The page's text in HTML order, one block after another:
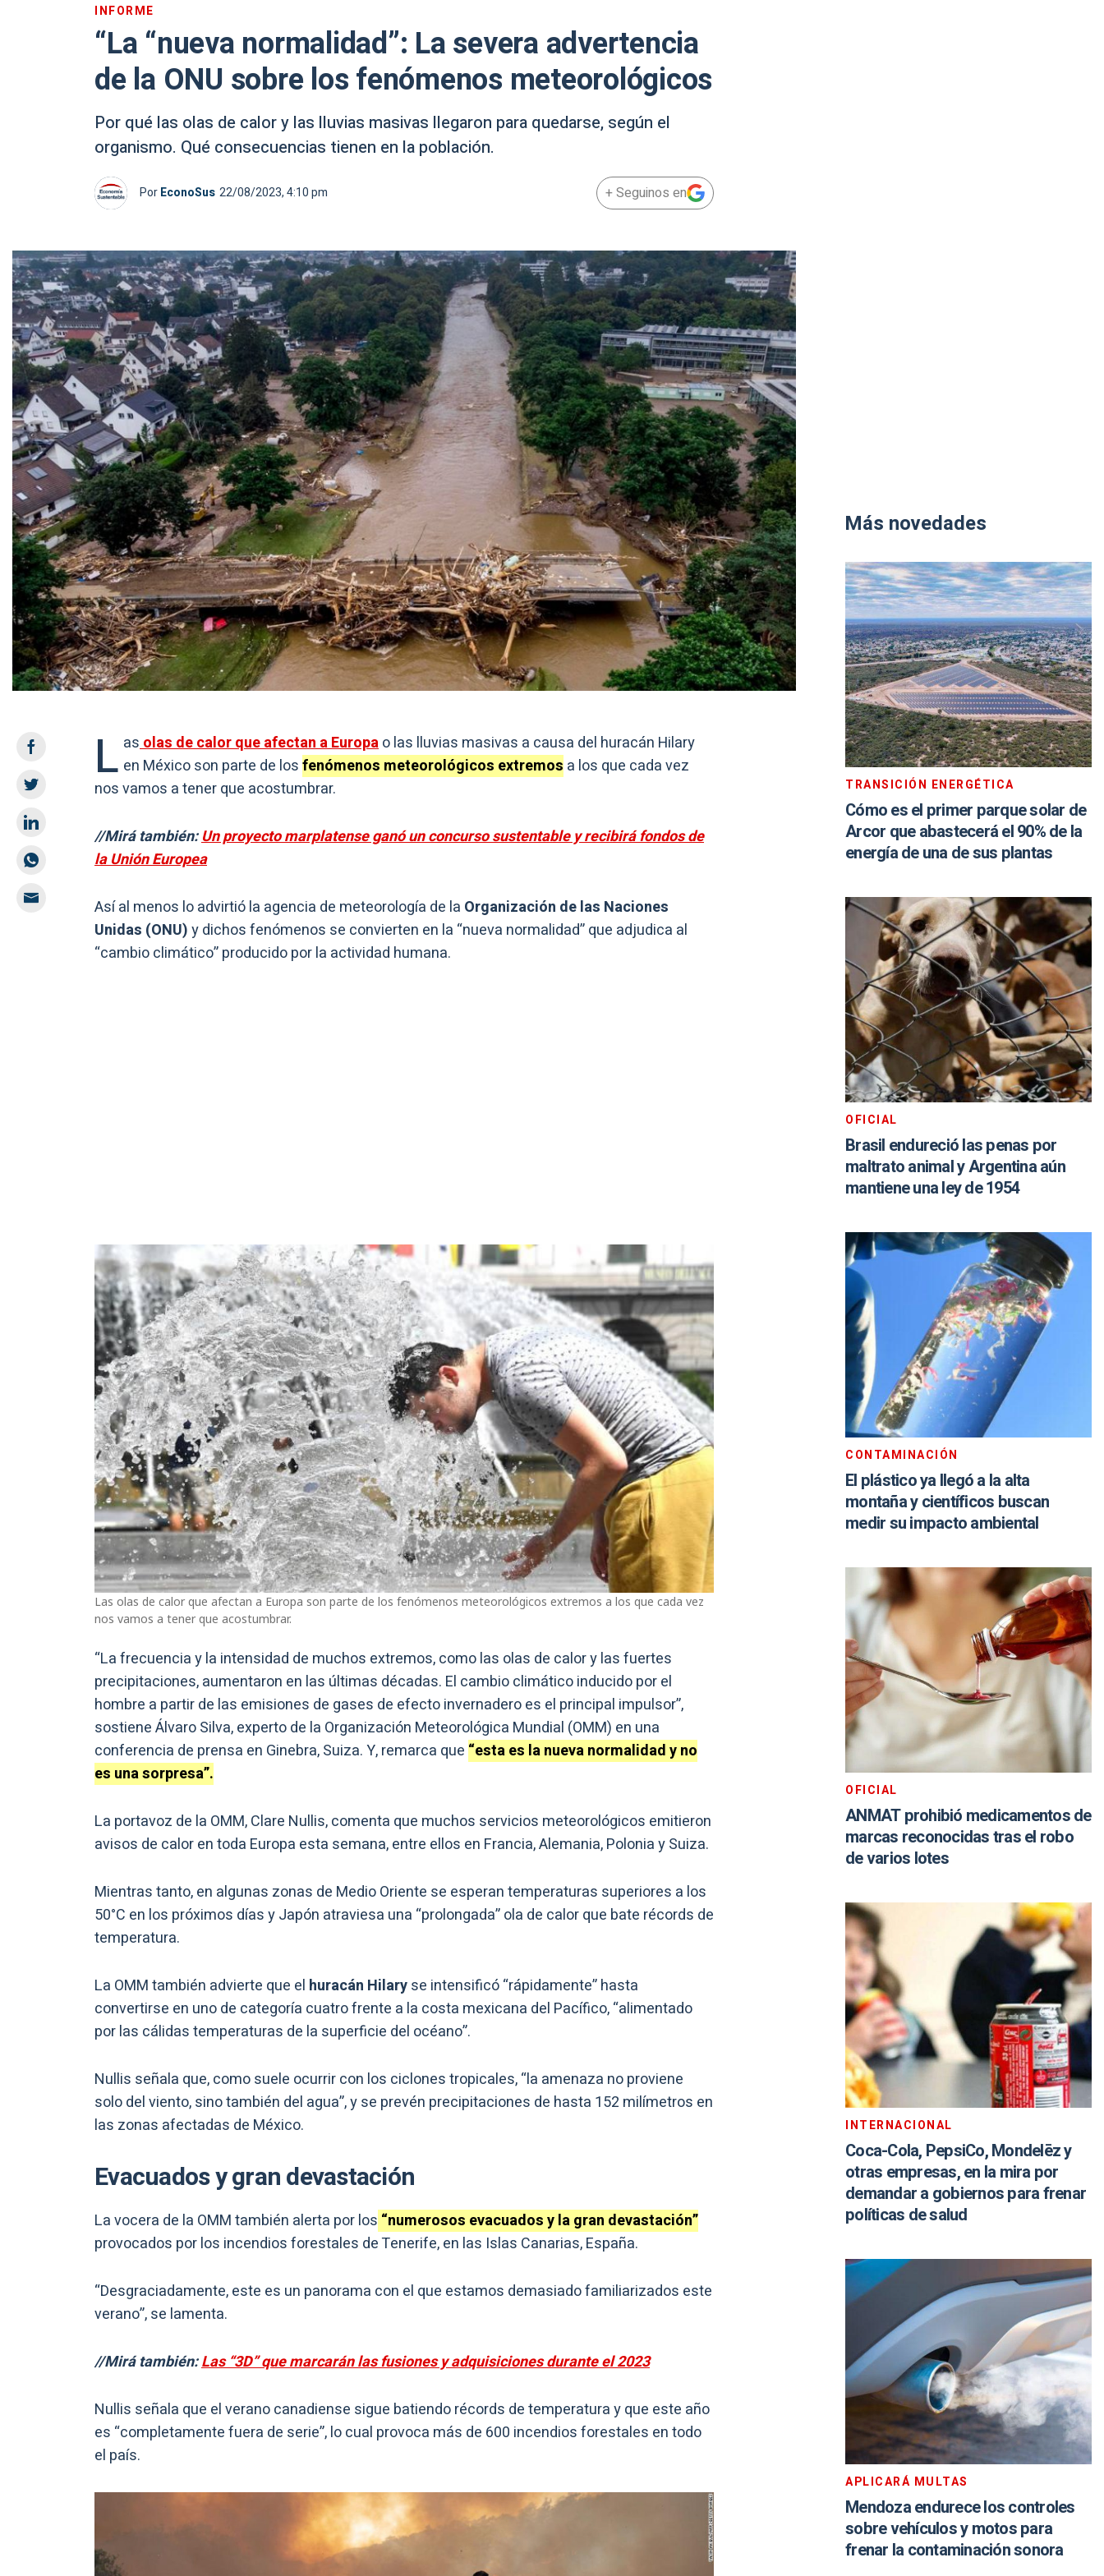
INFORME
“La “nueva normalidad”: La severa advertencia
de la ONU sobre los fenómenos meteorológicos
Por qué las olas de calor y las lluvias masivas llegaron para quedarse, según el
organismo. Qué consecuencias tienen en la población.
PorEconoSus 22/08/2023, 4:10 pm + Seguinos en
L asolas de calor que afectan a Europao las lluvias masivas a causa del huracán Hilary
en México son parte de losfenómenos meteorológicos extremos a los que cada vez
nos vamos a tener que acostumbrar.
//Mirá también:Un proyecto marplatense ganó un concurso sustentable y recibirá fondos de
la Unión Europea
Así al menos lo advirtió la agencia de meteorología de la Organización de las Naciones
Unidas (ONU)y dichos fenómenos se convierten en la “nueva normalidad” que adjudica al
“cambio climático” producido por la actividad humana.
Las olas de calor que afectan a Europa son parte de los fenómenos meteorológicos extremos a los que cada vez
nos vamos a tener que acostumbrar.
“La frecuencia y la intensidad de muchos extremos, como las olas de calor y las fuertes
precipitaciones, aumentaron en las últimas décadas. El cambio climático inducido por el
hombre a partir de las emisiones de gases de efecto invernadero es el principal impulsor”,
sostiene Álvaro Silva, experto de la Organización Meteorológica Mundial (OMM) en una
conferencia de prensa en Ginebra, Suiza. Y, remarca que “esta es la nueva normalidad y no
es una sorpresa”.
La portavoz de la OMM, Clare Nullis, comenta que muchos servicios meteorológicos emitieron
avisos de calor en toda Europa esta semana, entre ellos en Francia, Alemania, Polonia y Suiza.
Mientras tanto, en algunas zonas de Medio Oriente se esperan temperaturas superiores a los
50°C en los próximos días y Japón atraviesa una “prolongada” ola de calor que bate récords de
temperatura.
La OMM también advierte que el huracán Hilaryse intensificó “rápidamente” hasta
convertirse en uno de categoría cuatro frente a la costa mexicana del Pacífico, “alimentado
por las cálidas temperaturas de la superficie del océano”.
Nullis señala que, como suele ocurrir con los ciclones tropicales, “la amenaza no proviene
solo del viento, sino también del agua”, y se prevén precipitaciones de hasta 152 milímetros en
las zonas afectadas de México.
Evacuados y gran devastación
La vocera de la OMM también alerta por los “numerosos evacuados y la gran devastación”
provocados por los incendios forestales de Tenerife, en las Islas Canarias, España.
“Desgraciadamente, este es un panorama con el que estamos demasiado familiarizados este
verano”, se lamenta.
//Mirá también:Las “3D” que marcarán las fusiones y adquisiciones durante el 2023
Nullis señala que el verano canadiense sigue batiendo récords de temperatura y que este año
es “completamente fuera de serie”, lo cual provoca más de 600 incendios forestales en todo
el país.
Más novedades
TRANSICIÓN ENERGÉTICA
Cómo es el primer parque solar de
Arcor que abastecerá el 90% de la
energía de una de sus plantas
OFICIAL
Brasil endureció las penas por
maltrato animal y Argentina aún
mantiene una ley de 1954
CONTAMINACIÓN
El plástico ya llegó a la alta
montaña y científicos buscan
medir su impacto ambiental
OFICIAL
ANMAT prohibió medicamentos de
marcas reconocidas tras el robo
de varios lotes
INTERNACIONAL
Coca-Cola, PepsiCo, Mondelēz y
otras empresas, en la mira por
demandar a gobiernos para frenar
políticas de salud
APLICARÁ MULTAS
Mendoza endurece los controles
sobre vehículos y motos para
frenar la contaminación sonora